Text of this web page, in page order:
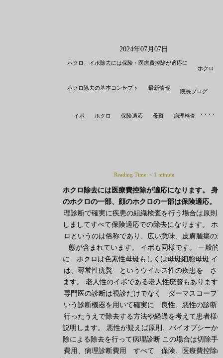
2024年07月07日
ホクロ、イボ除去には保険・医療費控除が適応に
ホクロ
ホクロ除去の基本コンセプト 最新情報
院長ブログ
イボ ,
ホクロ ,
保険適応 ,
母斑 ,
病理検査
Reading Time: < 1 minute
ホクロ除去には医療費控除が適応になります。
身
のホクロの一部、顔のホクロの一部は保険適応。
理診断で確実に疾患の組織検査を行う場合は原則
しましてすべて保険適応での除去になります。 ホ
ロというのは俗称であり、広い意味、皮膚腫瘍の
態が含まれています。 イボも同様です。 一般的
に ホクロは色素性母斑もしくは母斑細胞母斑 イ
は、尋常性疣贅 というウイルス性の疾患を さ
ます。 老人性のイボである老人性疣贅もあります
専門医の診断は視診だけでなく ダーマスコープ
いう診断機器を用いて確実に 良性、悪性の診断
行ったうえで除去する方法や経過を考えて患者様
説明します。 悪性が疑えば原則、バイオプシーか
除による除去を行って病理診断 この場合は切除手
費用、病理診断費用 すべて 保険、医療費控除